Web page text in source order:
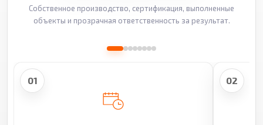
Собственное производство, сертификация, выполненные
объекты и прозрачная ответственность за результат.
01 02